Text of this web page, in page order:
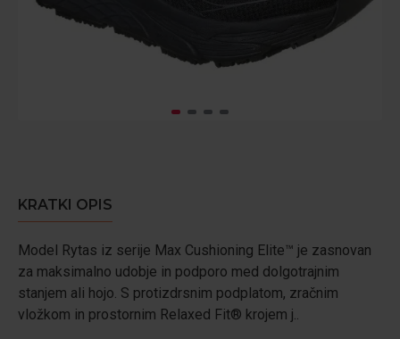
KRATKI OPIS
Model Rytas iz serije Max Cushioning Elite™ je zasnovan
za maksimalno udobje in podporo med dolgotrajnim
stanjem ali hojo. S protizdrsnim podplatom, zračnim
vložkom in prostornim Relaxed Fit® krojem j..